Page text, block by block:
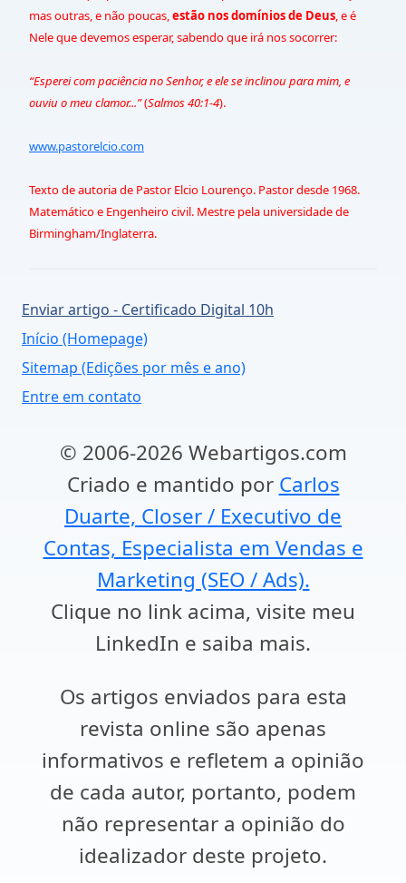
mas outras, e não poucas,estão nos domínios de Deus, e é
Nele que devemos esperar, sabendo que irá nos socorrer:
“Esperei com paciência no Senhor, e ele se inclinou para mim, e
ouviu o meu clamor...”(Salmos 40:1-4).
www.pastorelcio.com
Texto de autoria de Pastor Elcio Lourenço. Pastor desde 1968.
Matemático e Engenheiro civil. Mestre pela universidade de
Birmingham/Inglaterra.
Enviar artigo - Certificado Digital 10h
Início (Homepage)
Sitemap (Edições por mês e ano)
Entre em contato
© 2006-2026 Webartigos.com
Criado e mantido por Carlos
Duarte, Closer / Executivo de
Contas, Especialista em Vendas e
Marketing (SEO / Ads).
Clique no link acima, visite meu
LinkedIn e saiba mais.
Os artigos enviados para esta
revista online são apenas
informativos e refletem a opinião
de cada autor, portanto, podem
não representar a opinião do
idealizador deste projeto.